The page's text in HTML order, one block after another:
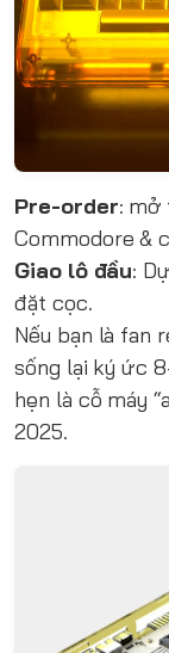
Pre-order:
Commodore &
Giao lô đầu:
đặt cọc.
Nếu bạn là fan
sống lại ký ức
hẹn là cỗ máy
2025.